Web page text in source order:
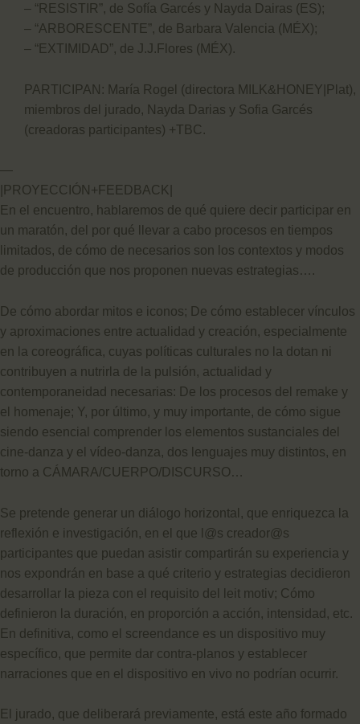
– “RESISTIR”, de Sofía Garcés y Nayda Dairas (ES);
– “ARBORESCENTE”, de Barbara Valencia (MÉX);
– “EXTIMIDAD”, de J.J.Flores (MÉX).
PARTICIPAN: María Rogel (directora MILK&HONEY|Plat),
miembros del jurado, Nayda Darias y Sofia Garcés
(creadoras participantes) +TBC.
—
|PROYECCIÓN+FEEDBACK|
En el encuentro, hablaremos de qué quiere decir participar en
un maratón, del por qué llevar a cabo procesos en tiempos
limitados, de cómo de necesarios son los contextos y modos
de producción que nos proponen nuevas estrategias….
De cómo abordar mitos e iconos; De cómo establecer vínculos
y aproximaciones entre actualidad y creación, especialmente
en la coreográfica, cuyas políticas culturales no la dotan ni
contribuyen a nutrirla de la pulsión, actualidad y
contemporaneidad necesarias: De los procesos del remake y
el homenaje; Y, por último, y muy importante, de cómo sigue
siendo esencial comprender los elementos sustanciales del
cine-danza y el vídeo-danza, dos lenguajes muy distintos, en
torno a CÁMARA/CUERPO/DISCURSO…
Se pretende generar un diálogo horizontal, que enriquezca la
reflexión e investigación, en el que l@s creador@s
participantes que puedan asistir compartirán su experiencia y
nos expondrán en base a qué criterio y estrategias decidieron
desarrollar la pieza con el requisito del leit motiv; Cómo
definieron la duración, en proporción a acción, intensidad, etc.
En definitiva, como el screendance es un dispositivo muy
específico, que permite dar contra-planos y establecer
narraciones que en el dispositivo en vivo no podrían ocurrir.
El jurado, que deliberará previamente, está este año formado